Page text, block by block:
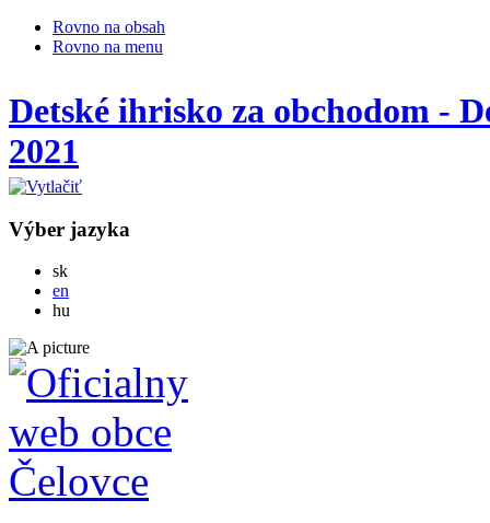
Rovno na obsah
Rovno na menu
Detské ihrisko za obchodom -
2021
Výber jazyka
skSlovensky
en
hu